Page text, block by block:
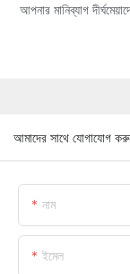
আপনার মানিব্যাগ
আমাদের সাথে যোগাযোগ
নাম
ইমেল